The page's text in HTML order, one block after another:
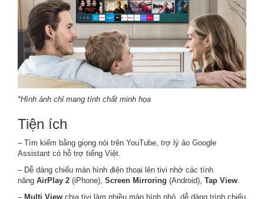
*Hình ảnh chỉ mang tính chất minh họa
Tiện ích
– Tìm kiếm bằng giọng nói trên YouTube, trợ lý ảo Google
Assistant có hỗ trợ tiếng Việt.
– Dễ dàng chiếu màn hình điện thoại lên tivi nhờ các tính
năng AirPlay 2 (iPhone), Screen Mirroring (Android), Tap View.
–Multi View chia tivi làm nhiều màn hình nhỏ, dễ dàng trình chiếu